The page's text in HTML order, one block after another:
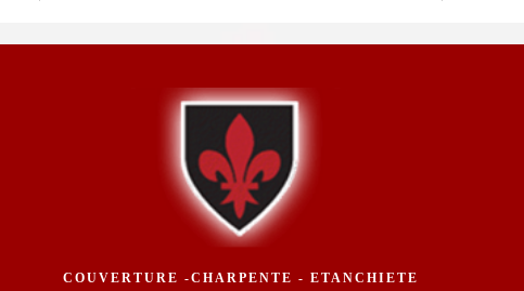
COUVERTURE -CHARPENTE - ETANCHIETE